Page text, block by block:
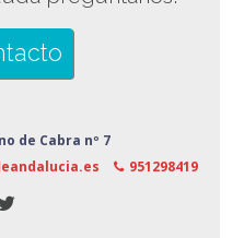
de Cabra nº 7
951298419